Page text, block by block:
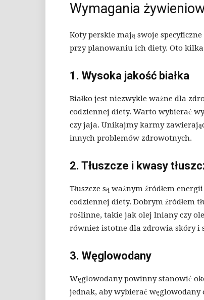
Wymagania
Koty perskie mają swoje
przy planowaniu ich diety. Oto
1. Wysoka jakość białka
Białko jest niezwykle ważne dla
codziennej diety. Warto wybierać
czy jaja. Unikajmy karmy
innych problemów zdrowotnych.
2. Tłuszcze i kwasy
Tłuszcze są ważnym źródłem
codziennej diety. Dobrym źródłem
roślinne, takie jak olej lniany czy
również istotne dla zdrowia skóry i
3. Węglowodany
Węglowodany powinny stanowić
jednak, aby wybierać